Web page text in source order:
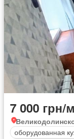
7 000 грн/
оборудованная